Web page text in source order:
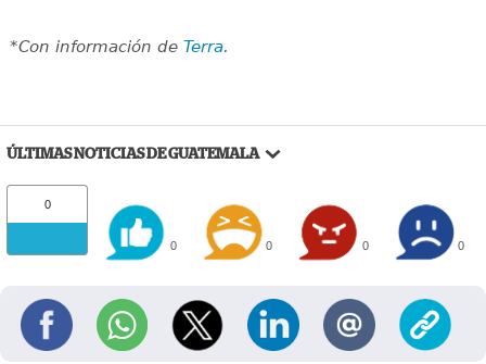
*Con información de Terra.
ÚLTIMAS NOTICIAS DE GUATEMALA
0
0 0 0 0